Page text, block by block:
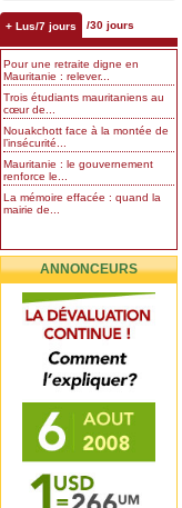
+ Lus/7 jours /30 jours
Pour une retraite digne en
Mauritanie : relever...
Trois étudiants mauritaniens au
cœur de...
Nouakchott face à la montée de
l’insécurité...
Mauritanie : le gouvernement
renforce le...
La mémoire effacée : quand la
mairie de...
ANNONCEURS